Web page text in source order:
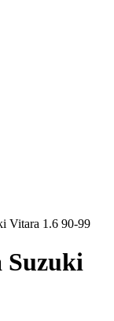
Vitara 1.6 90-99
Suzuki